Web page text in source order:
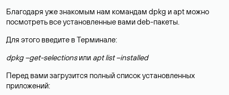
Благодаря уже знакомым нам командам dpkg и apt можно
посмотреть все установленные вами deb-пакеты.
Для этого введите в Терминале:
dpkg --get-selectionsили apt list –installed
Перед вами загрузится полный список установленных
приложений: